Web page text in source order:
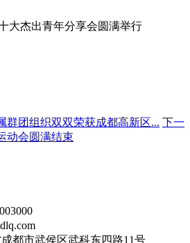
群团组织双双荣获成都高新区... 下一
动会圆满结束
都市武侯区武科东四路11号